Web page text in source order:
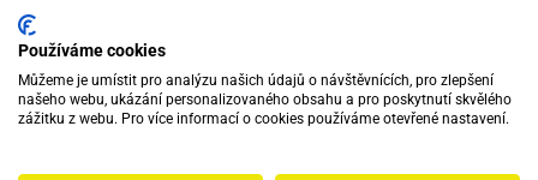
MS4166
MS1075
Používáme cookies
Můžeme je umístit pro analýzu našich údajů o návštěvnících, pro zlepšení
našeho webu, ukázání personalizovaného obsahu a pro poskytnutí skvělého
zážitku z webu. Pro více informací o cookies používáme otevřené nastavení.